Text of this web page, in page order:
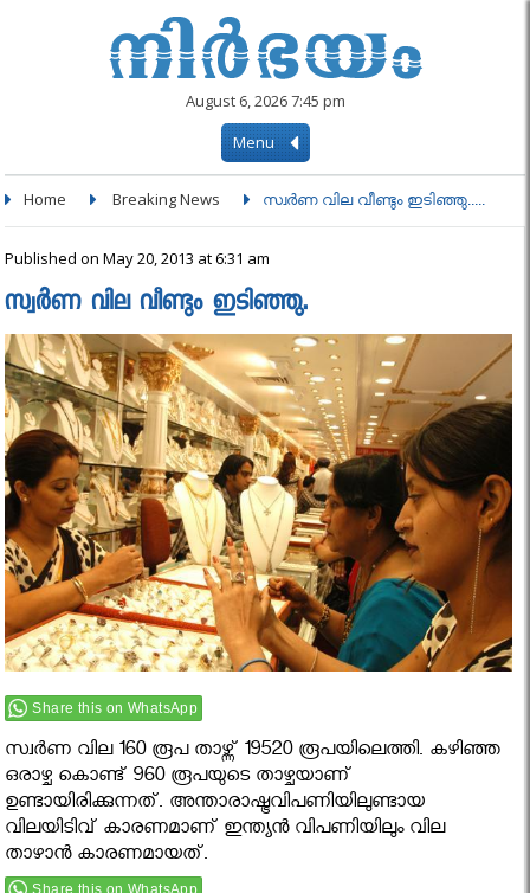
August 6, 2026 7:45 pm
Menu
Home Breaking News സ്വര്‍ണ വില വീണ്ടും ഇടിഞ്ഞു.....
Published on May 20, 2013 at 6:31 am
സ്വര്‍ണ വില വീണ്ടും ഇടിഞ്ഞു.
Share this on WhatsApp
സ്വര്‍ണ വില 160 രൂപ താഴ്ന്ന് 19520 രൂപയിലെത്തി. കഴിഞ്ഞ
ഒരാഴ്ച കൊണ്ട് 960 രൂപയുടെ താഴ്ചയാണ്
ഉണ്ടായിരിക്കുന്നത്. അന്താരാഷ്ട്രവിപണിയിലുണ്ടായ
വിലയിടിവ് കാരണമാണ് ഇന്ത്യന്‍ വിപണിയിലും വില
താഴാന്‍ കാരണമായത്‌.